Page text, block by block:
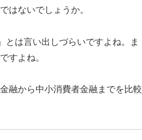
はないでしょうか。
とは言い出しづらいですよね。ま
すよね。
融から中小消費者金融までを比較